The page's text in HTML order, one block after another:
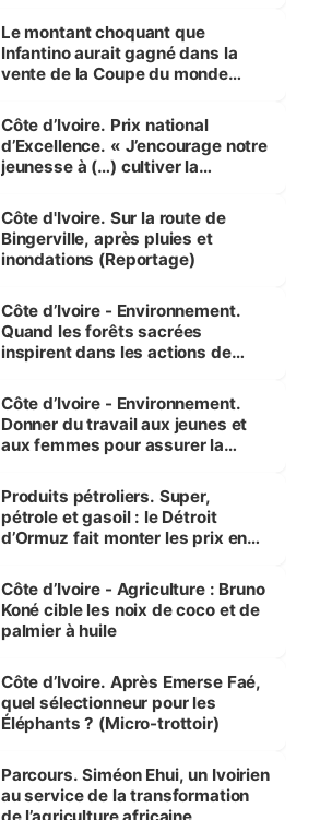
Le montant choquant que
Infantino aurait gagné dans la
vente de la Coupe du monde
Côte d’Ivoire. Prix national
d’Excellence. « J’encourage notre
jeunesse à (…) cultiver la
(Alassane Ouattara
Côte d'Ivoire. Sur la route de
Bingerville, après pluies et
inondations (Reportage)
Côte d’Ivoire - Environnement.
Quand les forêts sacrées
inspirent dans les actions de
Côte d’Ivoire - Environnement.
Donner du travail aux jeunes et
aux femmes pour assurer la
menacées
Produits pétroliers. Super,
pétrole et gasoil : le Détroit
d’Ormuz fait monter les prix en
Côte d’Ivoire - Agriculture : Bruno
Koné cible les noix de coco et de
palmier à huile
Côte d’Ivoire. Après Emerse Faé,
quel sélectionneur pour les
Éléphants ? (Micro-trottoir)
Parcours. Siméon Ehui, un Ivoirien
au service de la transformation